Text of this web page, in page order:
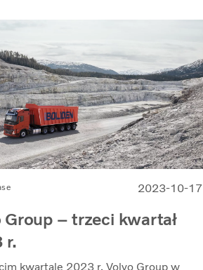
2023-10-17
Group – trzeci kwartał
r.
kwartale 2023 r. Volvo Group w